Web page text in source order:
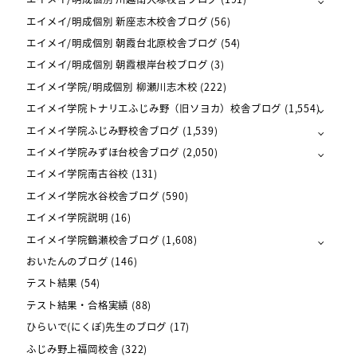
エイメイ/明成個別 新座志木校舎ブログ (56)
エイメイ/明成個別 朝霞台北原校舎ブログ (54)
エイメイ/明成個別 朝霞根岸台校ブログ (3)
エイメイ学院/明成個別 柳瀬川志木校 (222)
エイメイ学院トナリエふじみ野（旧ソヨカ）校舎ブログ (1,554)
エイメイ学院ふじみ野校舎ブログ (1,539)
エイメイ学院みずほ台校舎ブログ (2,050)
エイメイ学院南古谷校 (131)
エイメイ学院水谷校舎ブログ (590)
エイメイ学院説明 (16)
エイメイ学院鶴瀬校舎ブログ (1,608)
おいたんのブログ (146)
テスト結果 (54)
テスト結果・合格実績 (88)
ひらいで(にくぽ)先生のブログ (17)
ふじみ野上福岡校舎 (322)